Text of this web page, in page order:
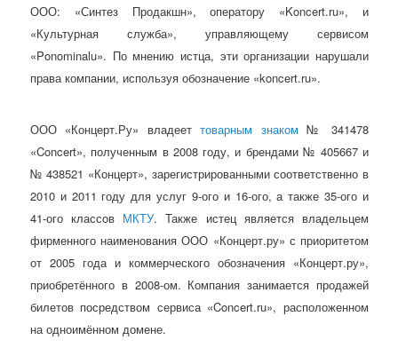
ООО: «Синтез Продакшн», оператору «Koncert.ru», и
«Культурная служба», управляющему сервисом
«Ponominalu». По мнению истца, эти организации нарушали
права компании, используя обозначение «koncert.ru».
ООО «Концерт.Ру» владееттоварным знаком № 341478
«Concert», полученным в 2008 году, и брендами № 405667 и
№ 438521 «Концерт», зарегистрированными соответственно в
2010 и 2011 году для услуг 9-ого и 16-ого, а также 35-ого и
41-ого классов МКТУ. Также истец является владельцем
фирменного наименования ООО «Концерт.ру» с приоритетом
от 2005 года и коммерческого обозначения «Концерт.ру»,
приобретённого в 2008-ом. Компания занимается продажей
билетов посредством сервиса «Concert.ru», расположенном
на одноимённом домене.